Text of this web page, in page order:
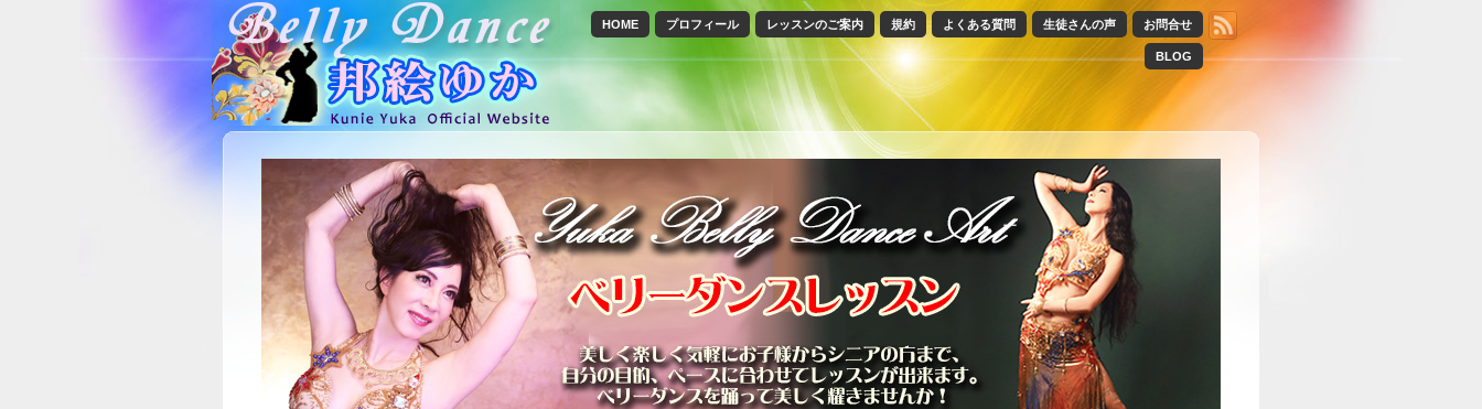
お問合せ
生徒さんの声
よくある質問
規約
レッスンのご案内
プロフィール
HOME
BLOG